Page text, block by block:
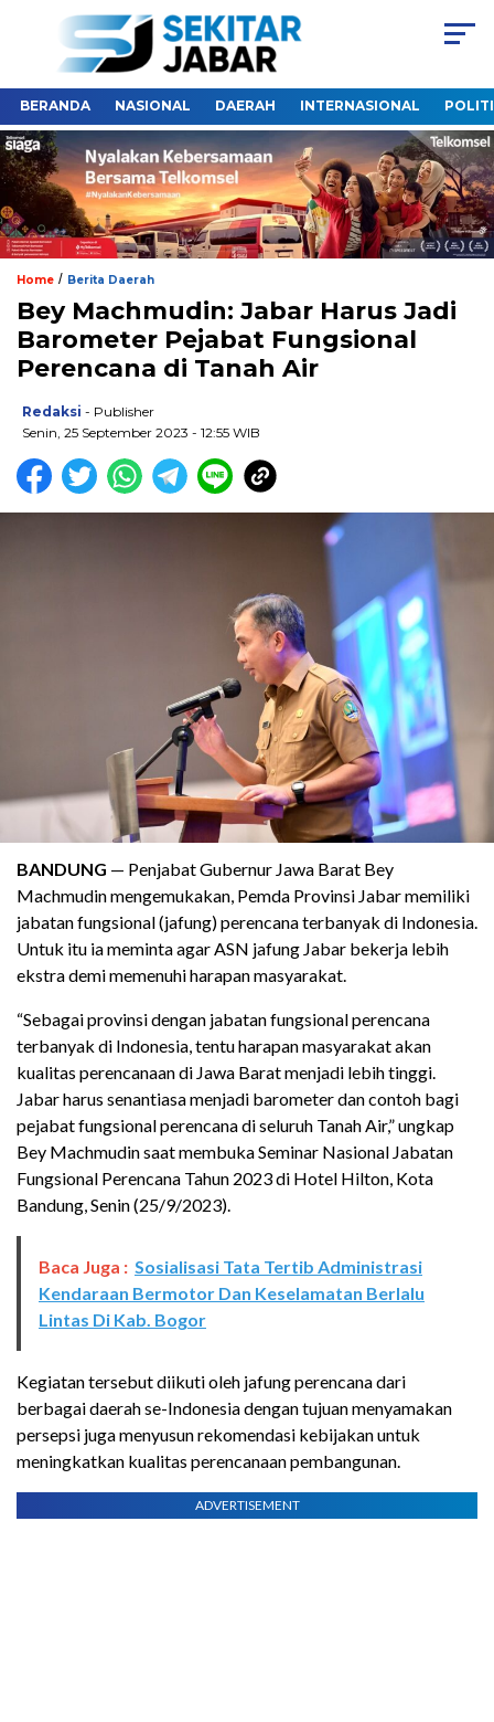
BERANDA NASIONAL DAERAH INTERNASIONAL
Home / Berita Daerah
Bey Machmudin: Jabar Harus Jadi
Barometer Pejabat Fungsional
Perencana di Tanah Air
Redaksi - Publisher
Senin, 25 September 2023 - 12:55 WIB
BANDUNG — Penjabat Gubernur Jawa Barat Bey
Machmudin mengemukakan, Pemda Provinsi Jabar memiliki
jabatan fungsional (jafung) perencana terbanyak di Indonesia.
Untuk itu ia meminta agar ASN jafung Jabar bekerja lebih
ekstra demi memenuhi harapan masyarakat.
“Sebagai provinsi dengan jabatan fungsional perencana
terbanyak di Indonesia, tentu harapan masyarakat akan
kualitas perencanaan di Jawa Barat menjadi lebih tinggi.
Jabar harus senantiasa menjadi barometer dan contoh bagi
pejabat fungsional perencana di seluruh Tanah Air,” ungkap
Bey Machmudin saat membuka Seminar Nasional Jabatan
Fungsional Perencana Tahun 2023 di Hotel Hilton, Kota
Bandung, Senin (25/9/2023).
Baca Juga : Sosialisasi Tata Tertib Administrasi
Kendaraan Bermotor Dan Keselamatan Berlalu
Lintas Di Kab. Bogor
Kegiatan tersebut diikuti oleh jafung perencana dari
berbagai daerah se-Indonesia dengan tujuan menyamakan
persepsi juga menyusun rekomendasi kebijakan untuk
meningkatkan kualitas perencanaan pembangunan.
ADVERTISEMENT